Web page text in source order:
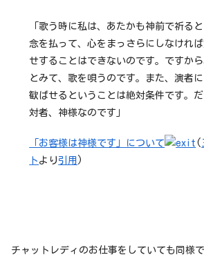
「歌う時に私は、あたかも神前で祈る
念を払って、心をまっさらにしなけれ
せすることはできないのです。ですか
とみて、歌を唄うのです。また、演者
歓ばせるということは絶対条件です。
対者、神様なのです」
「お客様は神様です」について (
ト より 引用 )
チャットレディのお仕事をしていても同様で